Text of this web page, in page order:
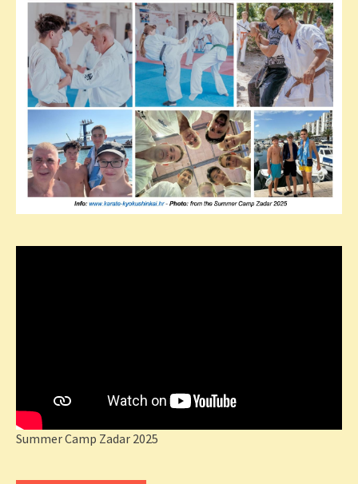
Summer Camp Zadar 2025